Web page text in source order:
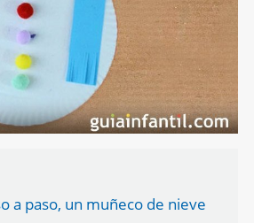
a paso, un muñeco de nieve